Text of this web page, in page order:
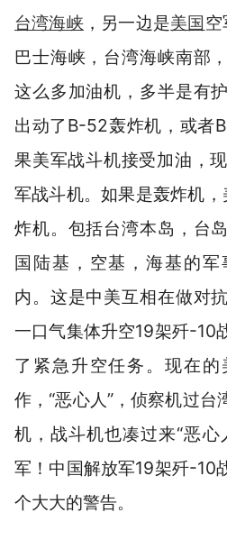
台湾海峡，另一边是美国
巴士海峡，台湾海峡南部
这么多加油机，多半是有
出动了B-52轰炸机，或者
果美军战斗机接受加油，
军战斗机。如果是轰炸机
炸机。包括台湾本岛，台
国陆基，空基，海基的
内。这是中美互相在做对
一口气集体升空19架歼-10
了紧急升空任务。现在
作，“恶心人”，侦察机过
机，战斗机也凑过来“恶心
军！中国解放军19架歼-10
个大大的警告。